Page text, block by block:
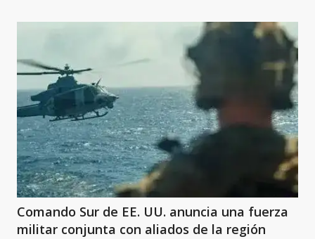
Comando Sur de EE. UU. anuncia una fuerza
militar conjunta con aliados de la región